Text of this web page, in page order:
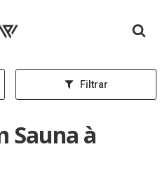
inicial
Filtrar
Sauna à